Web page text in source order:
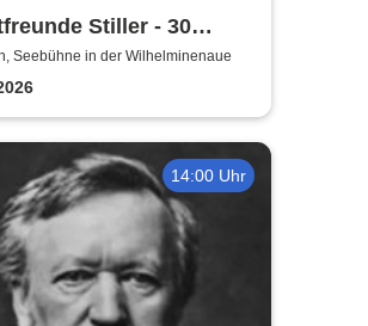
Stiller - 30
Jahren
Seebühne in der Wilhelminenaue
14:00 Uhr